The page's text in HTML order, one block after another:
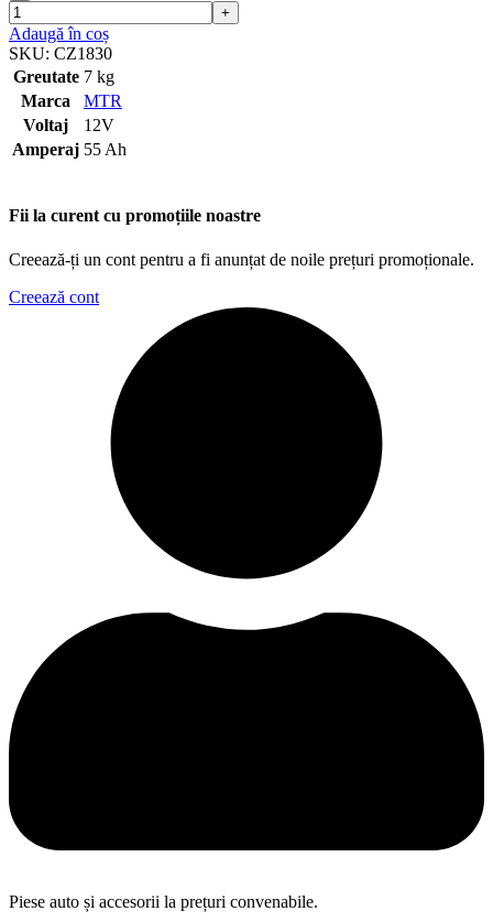
Adaugă în coș
SKU: CZ1830
Greutate 7 kg
Marca
MTR
Voltaj
12V
Amperaj 55 Ah
Fii la curent cu promoțiile noastre
Creează-ți un cont pentru a fi anunțat de noile prețuri promoționale.
Creează cont
Piese auto și accesorii la prețuri convenabile.